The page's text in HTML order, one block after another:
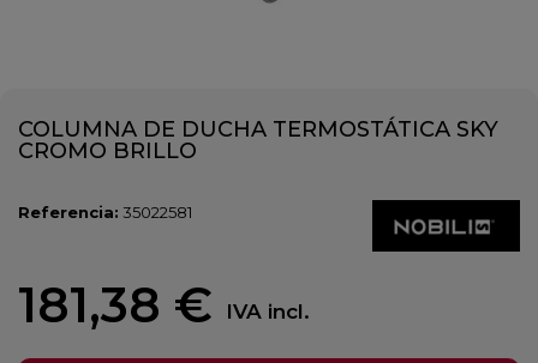
COLUMNA DE DUCHA TERMOSTÁTICA SKY
CROMO BRILLO
Referencia: 35022581
181,38 € IVA incl.